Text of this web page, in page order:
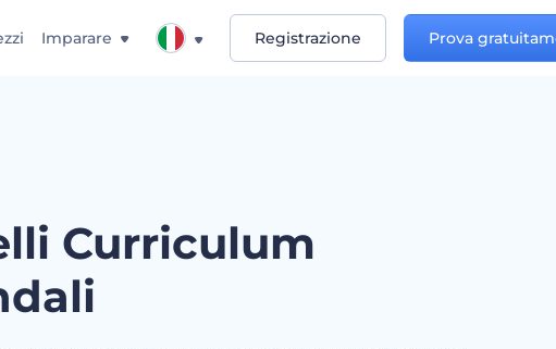
Imparare Registrazione Prova
Curriculum